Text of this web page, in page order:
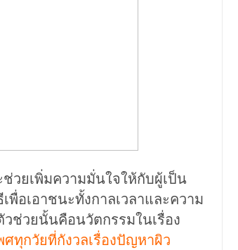
วยเพิ่มความมั่นใจให้กับผู้เป็น
อเอาชนะทั้งกาลเวลาและความ
วช่วยนั้นคือนวัตกรรมในเรื่อง
ศทุกวัยที่กังวลเรื่องปัญหาผิว